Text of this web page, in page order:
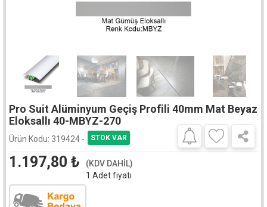
Pro Suit Alüminyum Geçiş Profili 40mm Mat Beyaz
Eloksallı 40-MBYZ-270
Ürün Kodu: 319424 -
1.197,80 ₺
(KDV DAHİL)
1 Adet fiyatı